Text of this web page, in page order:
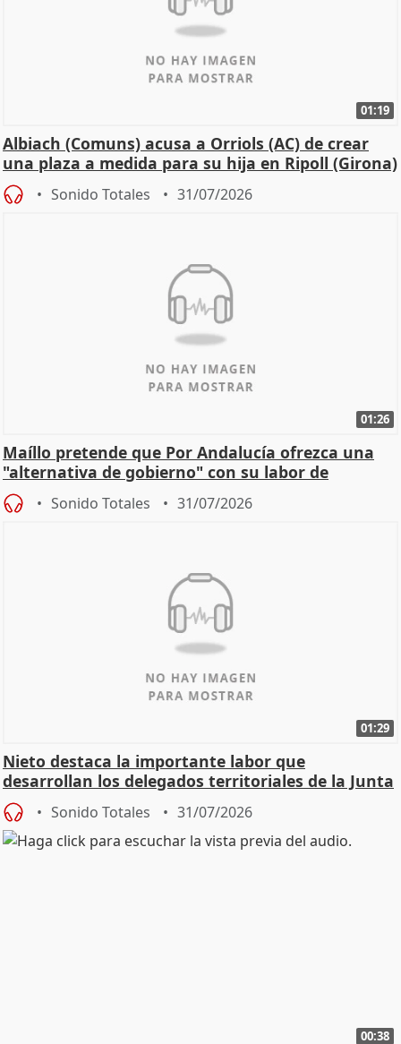
01:19
Albiach (Comuns) acusa a Orriols (AC) de crear
una plaza a medida para su hija en Ripoll (Girona)
Sonido Totales 31/07/2026
01:26
Maíllo pretende que Por Andalucía ofrezca una
"alternativa de gobierno" con su labor de
oposición
Sonido Totales 31/07/2026
01:29
Nieto destaca la importante labor que
desarrollan los delegados territoriales de la Junta
Sonido Totales 31/07/2026
00:38